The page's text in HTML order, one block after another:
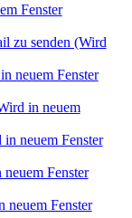
Fenster
zu senden (Wird
neuem Fenster
in neuem
neuem Fenster
Fenster
Fenster